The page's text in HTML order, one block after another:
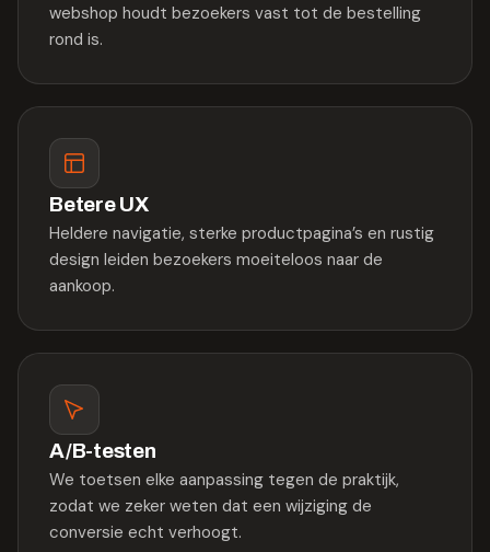
webshop houdt bezoekers vast tot de bestelling
rond is.
Betere UX
Heldere navigatie, sterke productpagina’s en rustig
design leiden bezoekers moeiteloos naar de
aankoop.
A/B-testen
We toetsen elke aanpassing tegen de praktijk,
zodat we zeker weten dat een wijziging de
conversie echt verhoogt.